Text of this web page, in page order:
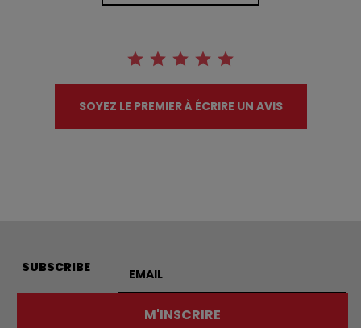
SOYEZ LE PREMIER À ÉCRIRE UN AVIS
SUBSCRIBE
M'INSCRIRE